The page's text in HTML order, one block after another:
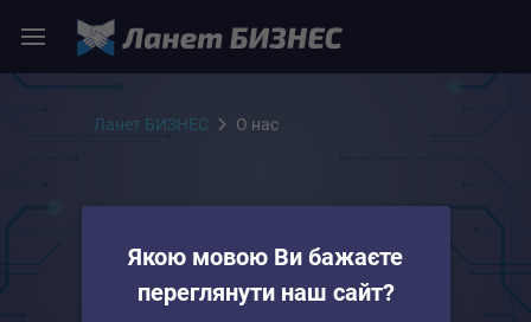
Якою мовою Ви бажаєте
переглянути наш сайт?
Ланет БИЗНЕС О нас
Наша команда
Мы вкладываем много любви и
заботы